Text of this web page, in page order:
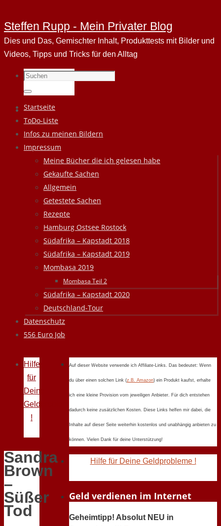
Steffen Rupp - Mein Privater Blog
Dies und Das, Gemischter Inhalt, Produkttests mit Bilder und
Videos, Tipps und Tricks für den Alltag
Suchen
nach:
Suchen
Zum
Inhalt
springen
Startseite
ToDo-Liste
Infos zu meinen Bildern
Impressum
Meine Bücher die ich gelesen habe
Gekaufte Sachen
Allgemein
Getestete Sachen
Rezepte
Hamburg Ostsee Rostock
Südafrika – Kapstadt 2018
Südafrika – Kapstadt 2019
Mombasa 2019
Mombasa Teil 2
Südafrika – Kapstadt 2020
Deutschland-Tour
Datenschutz
556 Euro Job
Hilfe
für
Deine
Geldprobleme
!
Sandra
Brown
–
Süßer
Tod
Auf dieser Website verwende ich Affiliate-Links. Das bedeutet: Wenn
du über einen solchen Link (z.B. Amazon) ein Produkt kaufst, erhalte
ich eine kleine Provision vom jeweiligen Anbieter. Für dich entstehen
dadurch keine zusätzlichen Kosten. Diese Links helfen mir dabei, die
Inhalte auf dieser Seite weiterhin kostenlos und unabhängig anbieten zu
können. Vielen Dank für deine Unterstützung!
Hilfe für Deine Geldprobleme !
Geld verdienen im Internet
Geheimtipp! Absolut NEU in